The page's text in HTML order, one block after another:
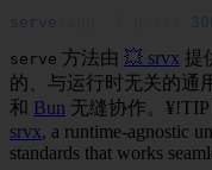
serve 方法由 💥 srvx 提
的、与运行时无关的通
和 Bun 无缝协作。¥!TIP
srvx, a runtime-agnostic
standards that works